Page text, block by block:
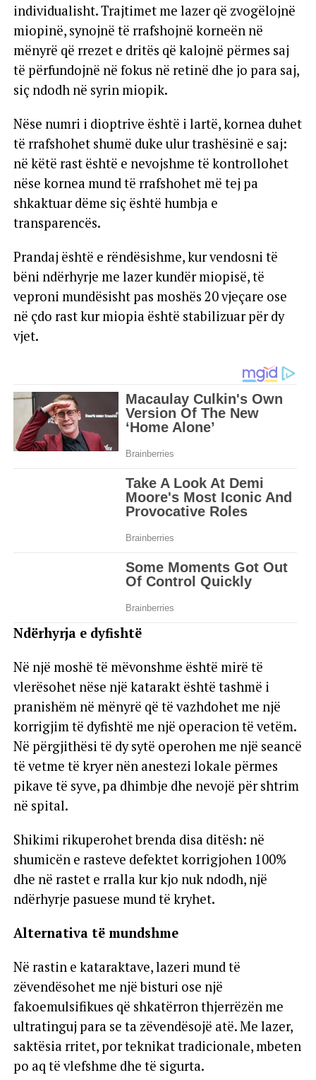
individualisht. Trajtimet me lazer që zvogëlojnë
miopinë, synojnë të rrafshojnë korneën në
mënyrë që rrezet e dritës që kalojnë përmes saj
të përfundojnë në fokus në retinë dhe jo para saj,
siç ndodh në syrin miopik.
Nëse numri i dioptrive është i lartë, kornea duhet
të rrafshohet shumë duke ulur trashësinë e saj:
në këtë rast është e nevojshme të kontrollohet
nëse kornea mund të rrafshohet më tej pa
shkaktuar dëme siç është humbja e
transparencës.
Prandaj është e rëndësishme, kur vendosni të
bëni ndërhyrje me lazer kundër miopisë, të
veproni mundësisht pas moshës 20 vjeçare ose
në çdo rast kur miopia është stabilizuar për dy
vjet.
Ndërhyrja e dyfishtë
Në një moshë të mëvonshme është mirë të
vlerësohet nëse një katarakt është tashmë i
pranishëm në mënyrë që të vazhdohet me një
korrigjim të dyfishtë me një operacion të vetëm.
Në përgjithësi të dy sytë operohen me një seancë
të vetme të kryer nën anestezi lokale përmes
pikave të syve, pa dhimbje dhe nevojë për shtrim
në spital.
Shikimi rikuperohet brenda disa ditësh: në
shumicën e rasteve defektet korrigjohen 100%
dhe në rastet e rralla kur kjo nuk ndodh, një
ndërhyrje pasuese mund të kryhet.
Alternativa të mundshme
Në rastin e kataraktave, lazeri mund të
zëvendësohet me një bisturi ose një
fakoemulsifikues që shkatërron thjerrëzën me
ultratinguj para se ta zëvendësojë atë. Me lazer,
saktësia rritet, por teknikat tradicionale, mbeten
po aq të vlefshme dhe të sigurta.